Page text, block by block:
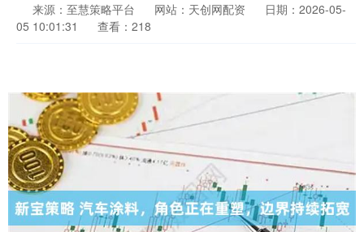
来源：至慧策略平台 网站：天创网配资
日期：2026-05-
05 10:01:31
查看：218